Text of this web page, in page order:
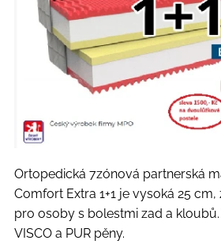
Ortopedická 7zónová partnerská
Comfort Extra 1+1 je vysoká 25
pro osoby s bolestmi zad a
VISCO a PUR pěny.